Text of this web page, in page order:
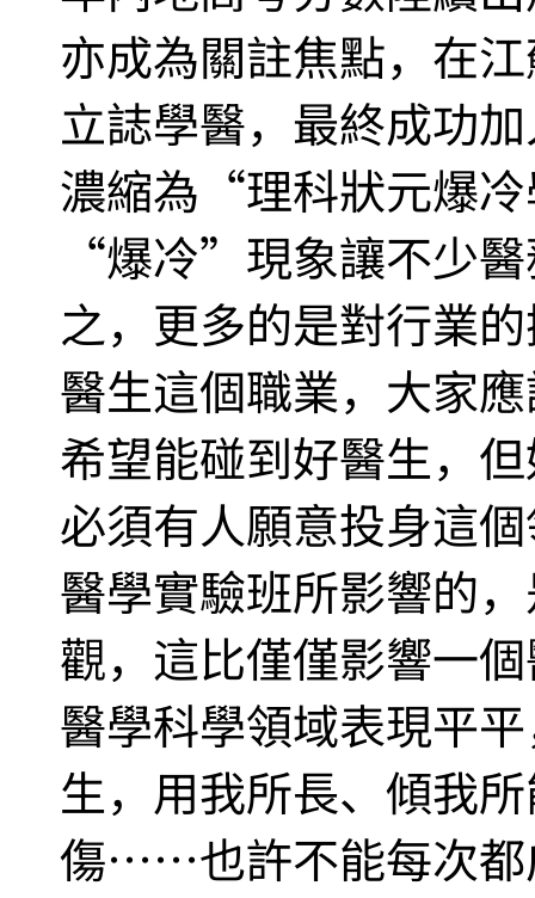
亦成為關註焦點，在
立誌學醫，最終成功
濃縮為“理科狀元爆
“爆冷”現象讓不少
之，更多的是對行業
醫生這個職業，大家
希望能碰到好醫生，
必須有人願意投身這
醫學實驗班所影響的
觀，這比僅僅影響一
醫學科學領域表現平
生，用我所長、傾我
傷……也許不能每次都